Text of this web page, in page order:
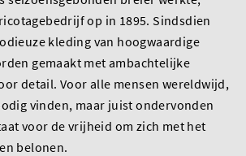
op in 1895. Sindsdien
kleding van hoogwaardige
gemaakt met ambachtelijke
detail. Voor alle mensen wereldwijd,
vinden, maar juist ondervonden
voor de vrijheid om zich met het
belonen.